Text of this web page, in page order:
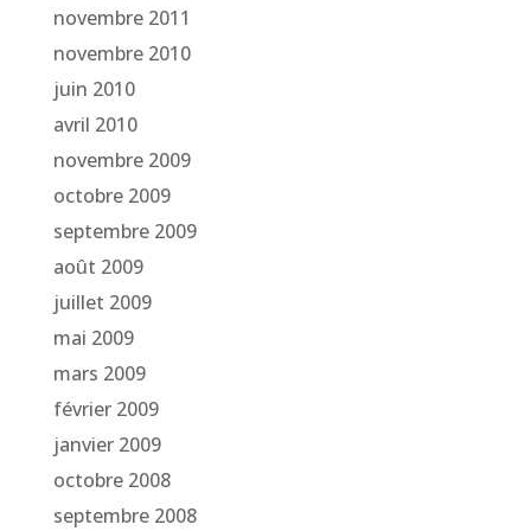
novembre 2011
novembre 2010
juin 2010
avril 2010
novembre 2009
octobre 2009
septembre 2009
août 2009
juillet 2009
mai 2009
mars 2009
février 2009
janvier 2009
octobre 2008
septembre 2008